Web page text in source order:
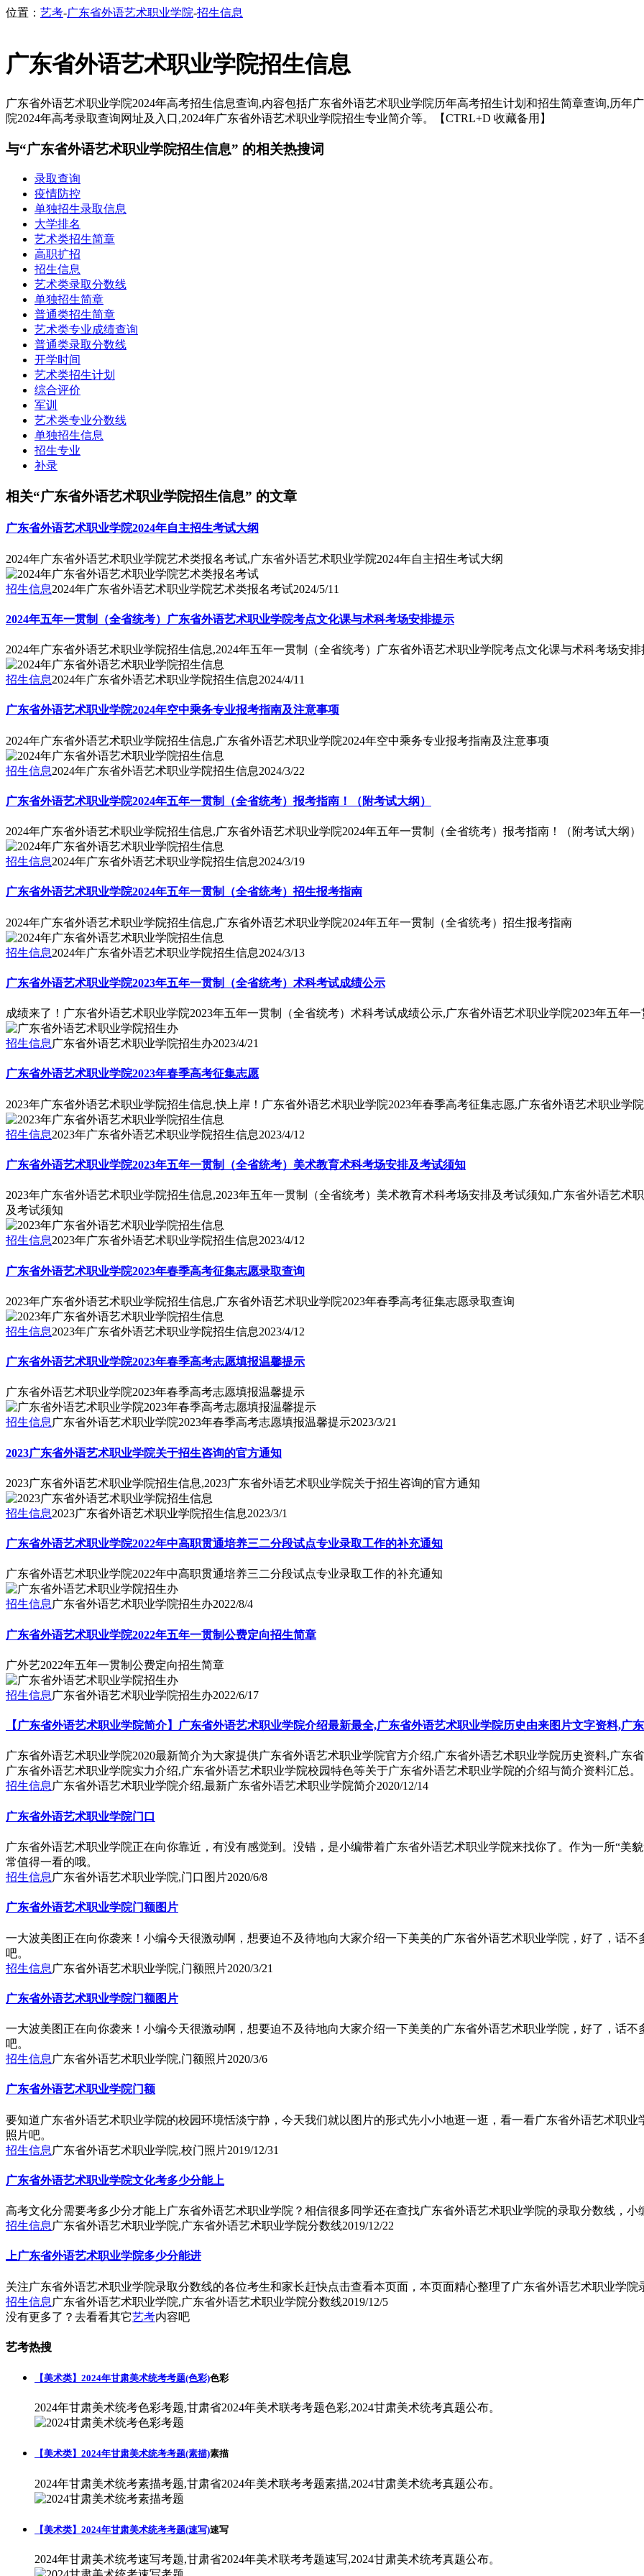
位置： 艺考-广东省外语艺术职业学院-招生信息
广东省外语艺术职业学院招生信息
广东省外语艺术职业学院2024年高考招生信息查询,内容包括广东省外语艺术职业学院历年高考招生计划和招生简章查询,历年
院2024年高考录取查询网址及入口,2024年广东省外语艺术职业学院招生专业简介等。【CTRL+D 收藏备用】
与“广东省外语艺术职业学院招生信息” 的相关热搜词
录取查询
疫情防控
单独招生录取信息
大学排名
艺术类招生简章
高职扩招
招生信息
艺术类录取分数线
单独招生简章
普通类招生简章
艺术类专业成绩查询
普通类录取分数线
开学时间
艺术类招生计划
综合评价
军训
艺术类专业分数线
单独招生信息
招生专业
补录
相关“广东省外语艺术职业学院招生信息” 的文章
广东省外语艺术职业学院2024年自主招生考试大纲
2024年广东省外语艺术职业学院艺术类报名考试,广东省外语艺术职业学院2024年自主招生考试大纲
招生信息2024年广东省外语艺术职业学院艺术类报名考试2024/5/11
2024年五年一贯制（全省统考）广东省外语艺术职业学院考点文化课与术科考场安排提示
2024年广东省外语艺术职业学院招生信息,2024年五年一贯制（全省统考）广东省外语艺术职业学院考点文化课与术科考场安排
招生信息2024年广东省外语艺术职业学院招生信息2024/4/11
广东省外语艺术职业学院2024年空中乘务专业报考指南及注意事项
2024年广东省外语艺术职业学院招生信息,广东省外语艺术职业学院2024年空中乘务专业报考指南及注意事项
招生信息2024年广东省外语艺术职业学院招生信息2024/3/22
广东省外语艺术职业学院2024年五年一贯制（全省统考）报考指南！（附考试大纲）
2024年广东省外语艺术职业学院招生信息,广东省外语艺术职业学院2024年五年一贯制（全省统考）报考指南！（附考试大纲）
招生信息2024年广东省外语艺术职业学院招生信息2024/3/19
广东省外语艺术职业学院2024年五年一贯制（全省统考）招生报考指南
2024年广东省外语艺术职业学院招生信息,广东省外语艺术职业学院2024年五年一贯制（全省统考）招生报考指南
招生信息2024年广东省外语艺术职业学院招生信息2024/3/13
广东省外语艺术职业学院2023年五年一贯制（全省统考）术科考试成绩公示
成绩来了！广东省外语艺术职业学院2023年五年一贯制（全省统考）术科考试成绩公示,广东省外语艺术职业学院2023年五年
招生信息 广东省外语艺术职业学院招生办2023/4/21
广东省外语艺术职业学院2023年春季高考征集志愿
2023年广东省外语艺术职业学院招生信息,快上岸！广东省外语艺术职业学院2023年春季高考征集志愿,广东省外语艺术职业学
招生信息2023年广东省外语艺术职业学院招生信息2023/4/12
广东省外语艺术职业学院2023年五年一贯制（全省统考）美术教育术科考场安排及考试须知
2023年广东省外语艺术职业学院招生信息,2023年五年一贯制（全省统考）美术教育术科考场安排及考试须知,广东省外语艺术
及考试须知
招生信息2023年广东省外语艺术职业学院招生信息2023/4/12
广东省外语艺术职业学院2023年春季高考征集志愿录取查询
2023年广东省外语艺术职业学院招生信息,广东省外语艺术职业学院2023年春季高考征集志愿录取查询
招生信息2023年广东省外语艺术职业学院招生信息2023/4/12
广东省外语艺术职业学院2023年春季高考志愿填报温馨提示
广东省外语艺术职业学院2023年春季高考志愿填报温馨提示
招生信息 广东省外语艺术职业学院2023年春季高考志愿填报温馨提示2023/3/21
2023广东省外语艺术职业学院关于招生咨询的官方通知
2023广东省外语艺术职业学院招生信息,2023广东省外语艺术职业学院关于招生咨询的官方通知
招生信息2023广东省外语艺术职业学院招生信息2023/3/1
广东省外语艺术职业学院2022年中高职贯通培养三二分段试点专业录取工作的补充通知
广东省外语艺术职业学院2022年中高职贯通培养三二分段试点专业录取工作的补充通知
招生信息广东省外语艺术职业学院招生办2022/8/4
广东省外语艺术职业学院2022年五年一贯制公费定向招生简章
广外艺2022年五年一贯制公费定向招生简章
招生信息 广东省外语艺术职业学院招生办2022/6/17
【广东省外语艺术职业学院简介】广东省外语艺术职业学院介绍最新最全,广东省外语艺术职业学院历史由来图片文字资料,广
广东省外语艺术职业学院2020最新简介为大家提供广东省外语艺术职业学院官方介绍,广东省外语艺术职业学院历史资料,广东
广东省外语艺术职业学院实力介绍,广东省外语艺术职业学院校园特色等关于广东省外语艺术职业学院的介绍与简介资料汇总。
招生信息广东省外语艺术职业学院介绍,最新广东省外语艺术职业学院简介2020/12/14
广东省外语艺术职业学院门口
广东省外语艺术职业学院正在向你靠近，有没有感觉到。没错，是小编带着广东省外语艺术职业学院来找你了。作为一所“美
常值得一看的哦。
招生信息 广东省外语艺术职业学院,门口图片2020/6/8
广东省外语艺术职业学院门额图片
一大波美图正在向你袭来！小编今天很激动啊，想要迫不及待地向大家介绍一下美美的广东省外语艺术职业学院，好了，话
吧。
招生信息 广东省外语艺术职业学院,门额照片2020/3/21
广东省外语艺术职业学院门额图片
一大波美图正在向你袭来！小编今天很激动啊，想要迫不及待地向大家介绍一下美美的广东省外语艺术职业学院，好了，话
吧。
招生信息 广东省外语艺术职业学院,门额照片2020/3/6
广东省外语艺术职业学院门额
要知道广东省外语艺术职业学院的校园环境恬淡宁静，今天我们就以图片的形式先小小地逛一逛，看一看广东省外语艺术职
照片吧。
招生信息 广东省外语艺术职业学院,校门照片2019/12/31
广东省外语艺术职业学院文化考多少分能上
高考文化分需要考多少分才能上广东省外语艺术职业学院？相信很多同学还在查找广东省外语艺术职业学院的录取分数线，
招生信息 广东省外语艺术职业学院,广东省外语艺术职业学院分数线2019/12/22
上广东省外语艺术职业学院多少分能进
关注广东省外语艺术职业学院录取分数线的各位考生和家长赶快点击查看本页面，本页面精心整理了广东省外语艺术职业学
招生信息 广东省外语艺术职业学院,广东省外语艺术职业学院分数线2019/12/5
没有更多了？去看看其它艺考内容吧
艺考热搜
【美术类】2024年甘肃美术统考考题(色彩)色彩
2024年甘肃美术统考色彩考题,甘肃省2024年美术联考考题色彩,2024甘肃美术统考真题公布。
【美术类】2024年甘肃美术统考考题(素描)素描
2024年甘肃美术统考素描考题,甘肃省2024年美术联考考题素描,2024甘肃美术统考真题公布。
【美术类】2024年甘肃美术统考考题(速写)速写
2024年甘肃美术统考速写考题,甘肃省2024年美术联考考题速写,2024甘肃美术统考真题公布。